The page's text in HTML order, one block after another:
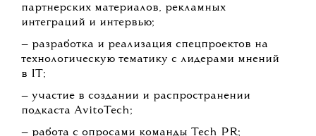
партнерских материалов, рекламных
интеграций и интервью;
— разработка и реализация спецпроектов на
технологическую тематику с лидерами мнений
в IT;
— участие в создании и распространении
подкаста AvitoTech;
— работа с опросами команды Tech PR;